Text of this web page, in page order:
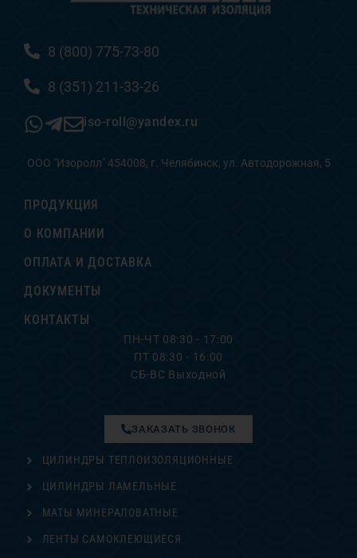
8 (800) 775-73-80
8 (351) 211-33-26
iso-roll@yandex.ru
ООО "Изоролл" 454008, г. Челябинск, ул. Автодорожная, 5
ПРОДУКЦИЯ
О КОМПАНИИ
ОПЛАТА И ДОСТАВКА
ДОКУМЕНТЫ
КОНТАКТЫ
ПН-ЧТ 08:30 - 17:00
ПТ 08:30 - 16:00
СБ-ВС Выходной
ЦИЛИНДРЫ ТЕПЛОИЗОЛЯЦИОННЫЕ
ЦИЛИНДРЫ ЛАМЕЛЬНЫЕ
МАТЫ МИНЕРАЛОВАТНЫЕ
ЛЕНТЫ САМОКЛЕЮЩИЕСЯ
ЗАКАЗАТЬ ЗВОНОК